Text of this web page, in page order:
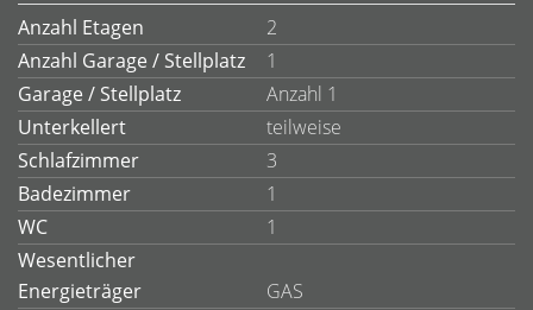
Anzahl Etagen
2
Anzahl Garage / Stellplatz
1
Garage / Stellplatz
Anzahl 1
Unterkellert
teilweise
Schlafzimmer
3
Badezimmer
1
WC
1
Wesentlicher
Energieträger
GAS